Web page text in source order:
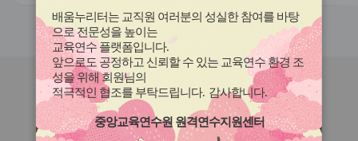
이
버
튼
이
전
이
버
튼
다
음
연수원소식
연수원규정 연수의 현장 연계성 확대
배움누리터는 교직원 여러분의 성실한 참여를 바탕
으로 전문성을 높이는
교육연수 플랫폼입니다.
앞으로도 공정하고 신뢰할 수 있는 교육연수 환경 조
성을 위해 회원님의
적극적인 협조를 부탁드립니다. 감사합니다.
중앙교육연수원 원격연수지원센터